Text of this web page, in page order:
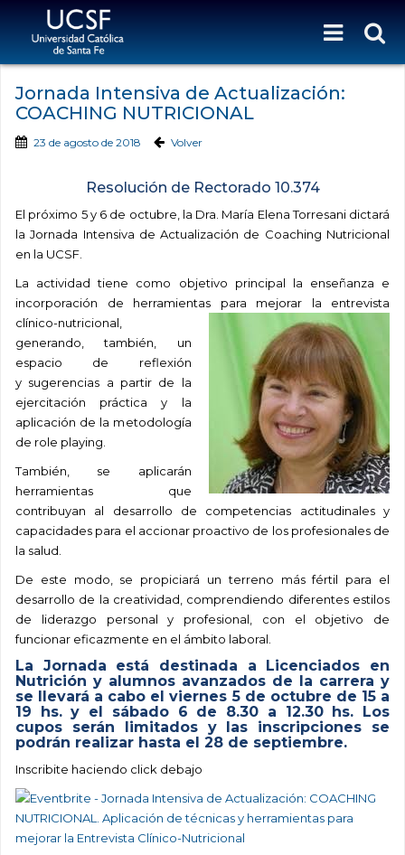
Jornada Intensiva de Actualización:
COACHING NUTRICIONAL
23 de agosto de 2018 Volver
Resolución de Rectorado 10.374
El próximo 5 y 6 de octubre, la Dra. María Elena Torresani dictará
la Jornada Intensiva de Actualización de Coaching Nutricional
en la UCSF.
La actividad tiene como objetivo principal la enseñanza e
incorporación de herramientas para mejorar la entrevista
clínico-nutricional,
generando, también, un
espacio de reflexión
y sugerencias a partir de la
ejercitación práctica y la
aplicación de la metodología
de role playing.
También, se aplicarán
herramientas que
contribuyan al desarrollo de competencias actitudinales y
capacidades para el accionar proactivo de los profesionales de
la salud.
De este modo, se propiciará un terreno más fértil para el
desarrollo de la creatividad, comprendiendo diferentes estilos
de liderazgo personal y profesional, con el objetivo de
funcionar eficazmente en el ámbito laboral.
La Jornada está destinada a Licenciados en
Nutrición y alumnos avanzados de la carrera y
se llevará a cabo el viernes 5 de octubre de 15 a
19 hs. y el sábado 6 de 8.30 a 12.30 hs. Los
cupos serán limitados y las inscripciones se
podrán realizar hasta el 28 de septiembre.
Inscribite haciendo click debajo